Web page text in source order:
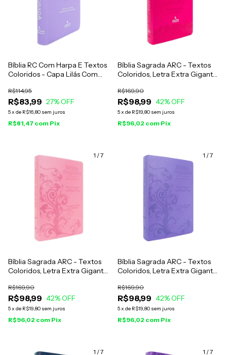
Bíblia RC Com Harpa E Textos
Coloridos - Capa Lilás Com
R$83,99
R$114,95
27% OFF
5x de R$16,80 sem juros
R$81,47 com Pix
Bíblia Sagrada ARC - Textos
Coloridos, Letra Extra Gigante
R$98,99
R$169,90
42% OFF
5x de R$19,80 sem juros
R$96,02 com Pix
1 /7
Bíblia Sagrada ARC - Textos
Coloridos, Letra Extra Gigante
R$98,99
R$169,90
42% OFF
5x de R$19,80 sem juros
R$96,02 com Pix
1 /7
Bíblia Sagrada ARC - Textos
Coloridos, Letra Extra Gigante
R$98,99
R$169,90
42% OFF
5x de R$19,80 sem juros
R$96,02 com Pix
1 /7 1 /7